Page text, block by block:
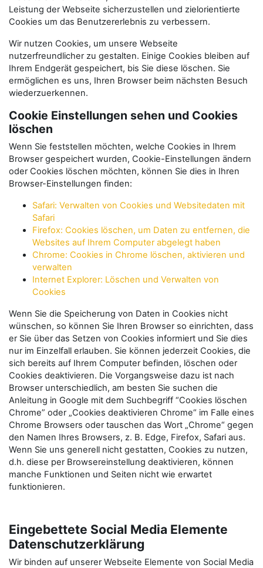
Leistung der Webseite sicherzustellen und zielorientierte
Cookies um das Benutzererlebnis zu verbessern.
Wir nutzen Cookies, um unsere Webseite
nutzerfreundlicher zu gestalten. Einige Cookies bleiben auf
Ihrem Endgerät gespeichert, bis Sie diese löschen. Sie
ermöglichen es uns, Ihren Browser beim nächsten Besuch
wiederzuerkennen.
Cookie Einstellungen sehen und Cookies
löschen
Wenn Sie feststellen möchten, welche Cookies in Ihrem
Browser gespeichert wurden, Cookie-Einstellungen ändern
oder Cookies löschen möchten, können Sie dies in Ihren
Browser-Einstellungen finden:
Safari: Verwalten von Cookies und Websitedaten mit
Safari
Firefox: Cookies löschen, um Daten zu entfernen, die
Websites auf Ihrem Computer abgelegt haben
Chrome: Cookies in Chrome löschen, aktivieren und
verwalten
Internet Explorer: Löschen und Verwalten von
Cookies
Wenn Sie die Speicherung von Daten in Cookies nicht
wünschen, so können Sie Ihren Browser so einrichten, dass
er Sie über das Setzen von Cookies informiert und Sie dies
nur im Einzelfall erlauben. Sie können jederzeit Cookies, die
sich bereits auf Ihrem Computer befinden, löschen oder
Cookies deaktivieren. Die Vorgangsweise dazu ist nach
Browser unterschiedlich, am besten Sie suchen die
Anleitung in Google mit dem Suchbegriff “Cookies löschen
Chrome” oder „Cookies deaktivieren Chrome“ im Falle eines
Chrome Browsers oder tauschen das Wort „Chrome“ gegen
den Namen Ihres Browsers, z. B. Edge, Firefox, Safari aus.
Wenn Sie uns generell nicht gestatten, Cookies zu nutzen,
d.h. diese per Browsereinstellung deaktivieren, können
manche Funktionen und Seiten nicht wie erwartet
funktionieren.
Eingebettete Social Media Elemente
Datenschutzerklärung
Wir binden auf unserer Webseite Elemente von Social Media